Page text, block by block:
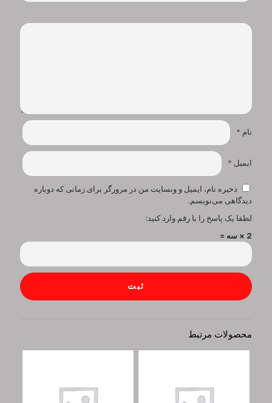
نام *
ایمیل *
ذخیره نام، ایمیل و وبسایت من در مرورگر برای زمانی که دوباره
دیدگاهی می‌نویسم.
لطفا یک پاسخ را با رقم وارد کنید:
2 × سه =
محصولات مرتبط